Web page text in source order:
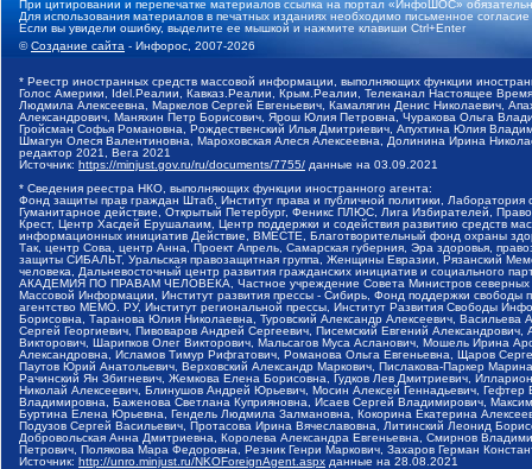
При цитировании и перепечатке материалов ссылка на портал «ИнфоШОС»
Для использования материалов в печатных изданиях необходимо письменное
Если вы увидели ошибку, выделите ее мышкой и нажмите клавиши Ctrl+Enter
©Создание сайта - Инфорос, 2007-2026
* Реестр иностранных средств массовой информации, выполняющих функции
Голос Америки, Idel.Реалии, Кавказ.Реалии, Крым.Реалии, Телеканал Настоящее
Людмила Алексеевна, Маркелов Сергей Евгеньевич, Камалягин Денис Николаевич,
Александрович, Маняхин Петр Борисович, Ярош Юлия Петровна, Чуракова Ольга
Гройсман Софья Романовна, Рождественский Илья Дмитриевич, Апухтина Юлия
Шмагун Олеся Валентиновна, Мароховская Алеся Алексеевна, Долинина Ирина
редактор 2021, Вега 2021
Источник: https://minjust.gov.ru/ru/documents/7755/ данные на 03.09.2021
* Сведения реестра НКО, выполняющих функции иностранного агента:
Фонд защиты прав граждан Штаб, Институт права и публичной политики,
Гуманитарное действие, Открытый Петербург, Феникс ПЛЮС, Лига Избирателей,
Крест, Центр Хасдей Ерушалаим, Центр поддержки и содействия развитию средств
информационных инициатив Действие, ВМЕСТЕ, Благотворительный фонд охраны
Так, центр Сова, центр Анна, Проект Апрель, Самарская губерния, Эра здоровья,
защиты СИБАЛЬТ, Уральская правозащитная группа, Женщины Евразии, Рязанский
человека, Дальневосточный центр развития гражданских инициатив и социального
АКАДЕМИЯ ПО ПРАВАМ ЧЕЛОВЕКА, Частное учреждение Совета Министров северных
Массовой Информации, Институт развития прессы - Сибирь, Фонд поддержки
агентство МЕМО. РУ, Институт региональной прессы, Институт Развития Свободы
Борисовна, Таранова Юлия Николаевна, Туровский Александр Алексеевич,
Сергей Георгиевич, Пивоваров Андрей Сергеевич, Писемский Евгений
Викторович, Шарипков Олег Викторович, Мальсагов Муса Асланович, Мошель Ирина
Александровна, Исламов Тимур Рифгатович, Романова Ольга Евгеньевна, Щаров
Паутов Юрий Анатольевич, Верховский Александр Маркович, Пислакова-Паркер
Рачинский Ян Збигневич, Жемкова Елена Борисовна, Гудков Лев Дмитриевич,
Николай Алексеевич, Блинушов Андрей Юрьевич, Мосин Алексей Геннадьевич,
Владимировна, Баженова Светлана Куприяновна, Исаев Сергей Владимирович,
Буртина Елена Юрьевна, Гендель Людмила Залмановна, Кокорина Екатерина
Подузов Сергей Васильевич, Протасова Ирина Вячеславовна, Литинский Леонид
Добровольская Анна Дмитриевна, Королева Александра Евгеньевна, Смирнов
Петрович, Полякова Мара Федоровна, Резник Генри Маркович, Захаров Герман
Источник: http://unro.minjust.ru/NKOForeignAgent.aspx данные на 28.08.2021